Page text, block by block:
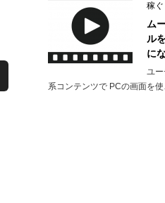
稼ぐ
ム
ル
に
ユ
系コンテンツで PCの画面を